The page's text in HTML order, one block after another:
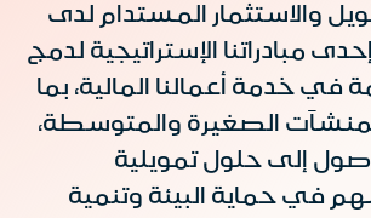
والاستثمار المستدام لدى
مبادراتنا الإستراتيجية لدمج
في خدمة أعمالنا المالية، بما
الصغيرة والمتوسطة،
إلى حلول تمويلية
في حماية البيئة وتنمية